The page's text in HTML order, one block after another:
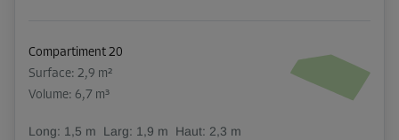
Compartiment 20
Surface: 2,9 m²
Volume: 6,7 m³
Long: 1,5 m Larg: 1,9 m Haut: 2,3 m